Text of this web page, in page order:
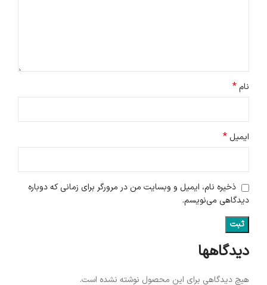
دیدگاهها
هیچ دیدگاهی برای این محصول نوشته نشده است.
نام*
ایمیل*
ذخیره نام، ایمیل و وبسایت من در مرورگر برای زمانی که دوباره
دیدگاهی می‌نویسم.